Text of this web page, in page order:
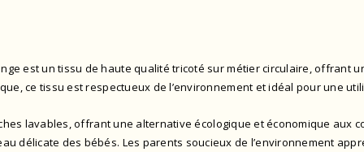
est un tissu de haute qualité tricoté sur métier circulaire, offrant
ce tissu est respectueux de l’environnement et idéal pour une
lavables, offrant une alternative écologique et économique aux
délicate des bébés. Les parents soucieux de l’environnement